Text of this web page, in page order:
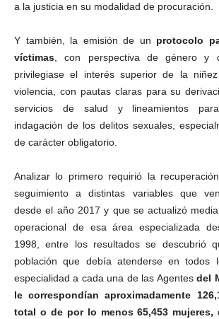
a la justicia en su modalidad de procuración.
Y también, la emisión de un protocolo
víctimas, con perspectiva de género y
privilegiase el interés superior de la
violencia, con pautas claras para su
servicios de salud y lineamientos
indagación de los delitos sexuales,
de carácter obligatorio.
Analizar lo primero requirió la
seguimiento a distintas variables que
desde el año 2017 y que se actualizó
operacional de esa área especializada
1998, entre los resultados se descubrió
población que debía atenderse en todos
especialidad a cada una de las Agentesdel
le correspondían aproximadamente
total o de por lo menos 65,453 mujeres,